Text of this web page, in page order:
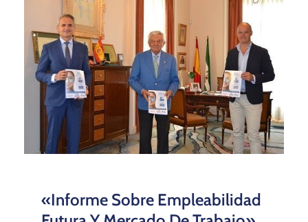
«Informe Sobre Empleabilidad